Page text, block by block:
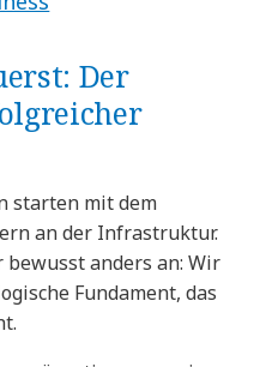
Der
starten mit dem
an der Infrastruktur.
bewusst anders an: Wir
Fundament, das